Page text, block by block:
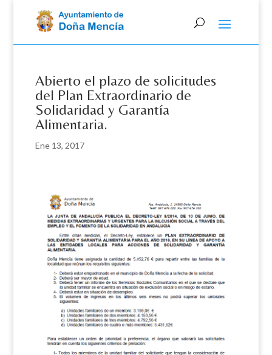
Abierto el plazo de solicitudes
del Plan Extraordinario de
Solidaridad y Garantía
Alimentaria.
Ene 13, 2017